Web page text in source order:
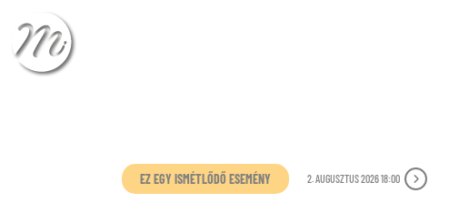
EZ EGY ISMÉTLŐDŐ ESEMÉNY 2. AUGUSZTUS 2026 18:00